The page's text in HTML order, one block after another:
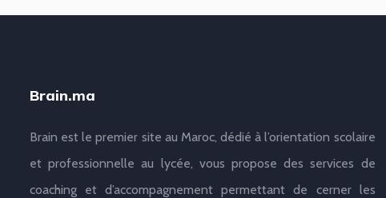
Brain.ma
Brain est le premier site au Maroc, dédié à l’orientation scolaire
et professionnelle au lycée, vous propose des services de
coaching et d’accompagnement permettant de cerner les